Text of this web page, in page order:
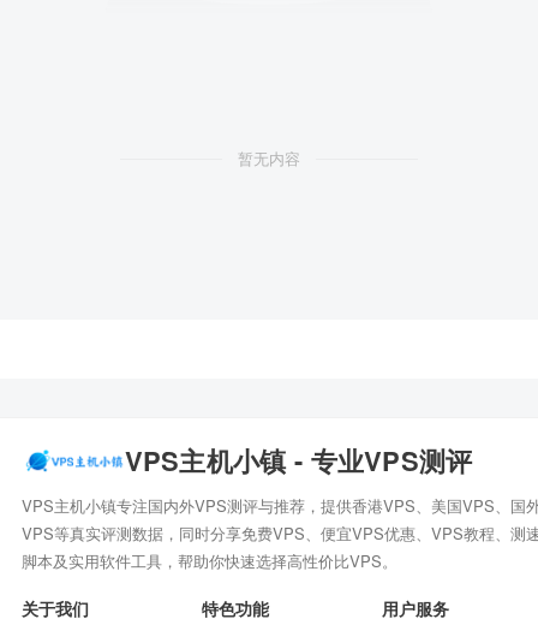
暂无内容
VPS主机小镇 - 专业VPS测评
VPS主机小镇专注国内外VPS测评与推荐，提供香港VPS、美国VPS、国
VPS等真实评测数据，同时分享免费VPS、便宜VPS优惠、VPS教程、测
脚本及实用软件工具，帮助你快速选择高性价比VPS。
关于我们 特色功能 用户服务